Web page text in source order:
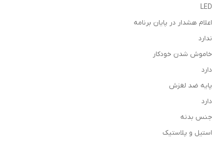
LED
اعلام هشدار در پایان برنامه
ندارد
خاموش شدن خودکار
دارد
پایه ضد لغزش
دارد
جنس بدنه
استیل و پلاستیک